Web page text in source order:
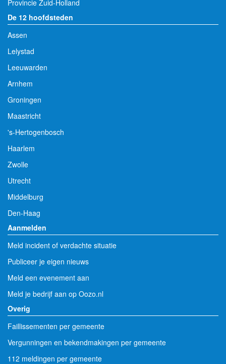
Provincie Zuid-Holland
De 12 hoofdsteden
Assen
Lelystad
Leeuwarden
Arnhem
Groningen
Maastricht
's-Hertogenbosch
Haarlem
Zwolle
Utrecht
Middelburg
Den-Haag
Aanmelden
Meld incident of verdachte situatie
Publiceer je eigen nieuws
Meld een evenement aan
Meld je bedrijf aan op Oozo.nl
Overig
Faillissementen per gemeente
Vergunningen en bekendmakingen per gemeente
112 meldingen per gemeente